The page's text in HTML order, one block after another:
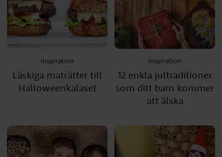
Inspiration
Läskiga maträtter till
Halloweenkalaset
Inspiration
12 enkla jultraditioner
som ditt barn kommer
att älska